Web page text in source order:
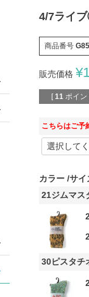
4/7ライ
商品番号
販売価格 ¥
[ 11 ポイン
こちらはご予
カラー サイ
21ジムマス
30ピスタチ